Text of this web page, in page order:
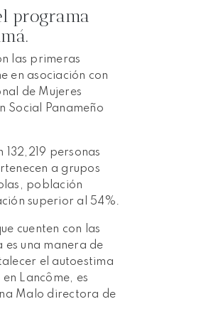
programa
las primeras
en asociación con
de Mujeres
Social Panameño
132,219 personas
a grupos
población
superior al 54%.
cuenten con las
una manera de
el autoestima
Lancôme, es
Malo directora de